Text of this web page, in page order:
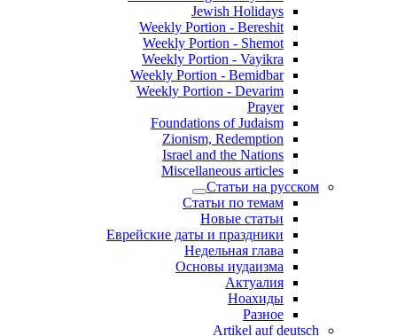
Jewish Holidays
Weekly Portion - Bereshit
Weekly Portion - Shemot
Weekly Portion - Vayikra
Weekly Portion - Bemidbar
Weekly Portion - Devarim
Prayer
Foundations of Judaism
Zionism, Redemption
Israel and the Nations
Miscellaneous articles
Статьи на русском
Статьи по темам
Новые статьи
Еврейские даты и праздники
Недельная глава
Основы иудаизма
Актуалия
Ноахиды
Разное
Artikel auf deutsch